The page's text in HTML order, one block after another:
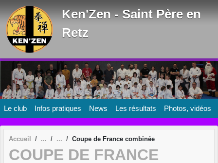
Ken'Zen - Saint Père en
Retz
Le club Infos pratiques News Les résultats Photos, vidéos
Accueil Coupe de France combinée
COUPE DE FRANCE
Panneau de gestion des cookies